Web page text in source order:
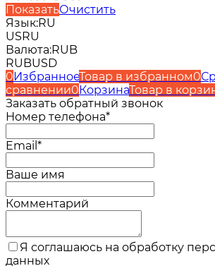
ПоказатьОчистить
Язык:RU
USRU
Валюта:RUB
RUBUSD
0ИзбранноеТовар в избранном0
сравнении0КорзинаТовар в
Заказать обратный звонок
Номер телефона*
Email*
Ваше имя
Комментарий
Я соглашаюсь на обработку
данных